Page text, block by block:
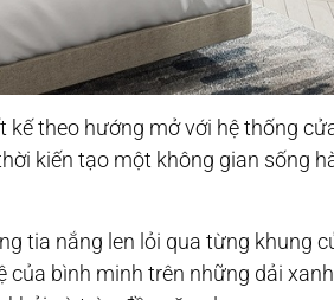
theo hướng mở với hệ thống
kiến tạo một không gian sống
tia nắng len lỏi qua từng khung
bình minh trên những dải